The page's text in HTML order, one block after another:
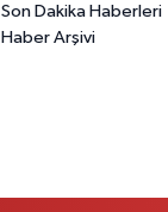
Son Dakika Haberleri
Haber Arşivi